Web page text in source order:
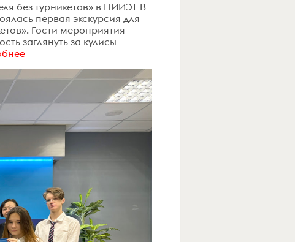
без турникетов» в НИИЭТ В
первая экскурсия для
Гости мероприятия —
заглянуть за кулисы